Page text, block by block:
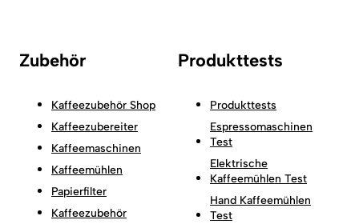
Zubehör
Kaffeezubehör Shop
Kaffeezubereiter
Kaffeemaschinen
Kaffeemühlen
Papierfilter
Kaffeezubehör
Produkttests
Produkttests
Espressomaschinen
Test
Elektrische
Kaffeemühlen Test
Hand Kaffeemühlen
Test